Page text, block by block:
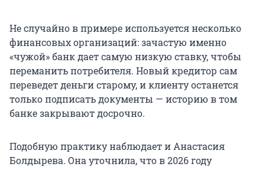
Не случайно в примере используется несколько
финансовых организаций: зачастую именно
«чужой» банк дает самую низкую ставку, чтобы
переманить потребителя. Новый кредитор сам
переведет деньги старому, и клиенту останется
только подписать документы — историю в том
банке закрывают досрочно.
Подобную практику наблюдает и Анастасия
Болдырева. Она уточнила, что в 2026 году